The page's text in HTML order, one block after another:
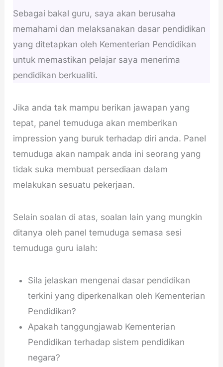
Sebagai bakal guru, saya akan berusaha
memahami dan melaksanakan dasar pendidikan
yang ditetapkan oleh Kementerian Pendidikan
untuk memastikan pelajar saya menerima
pendidikan berkualiti.
Jika anda tak mampu berikan jawapan yang
tepat, panel temuduga akan memberikan
impression yang buruk terhadap diri anda. Panel
temuduga akan nampak anda ini seorang yang
tidak suka membuat persediaan dalam
melakukan sesuatu pekerjaan.
Selain soalan di atas, soalan lain yang mungkin
ditanya oleh panel temuduga semasa sesi
temuduga guru ialah:
Sila jelaskan mengenai dasar pendidikan
terkini yang diperkenalkan oleh Kementerian
Pendidikan?
Apakah tanggungjawab Kementerian
Pendidikan terhadap sistem pendidikan
negara?